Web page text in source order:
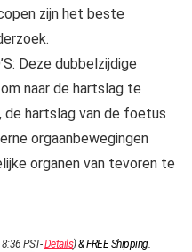
zijn het beste
Deze dubbelzijdige
naar de hartslag te
de hartslag van de foetus
orgaanbewegingen
organen van tevoren te
PST-Details)&FREE Shipping.